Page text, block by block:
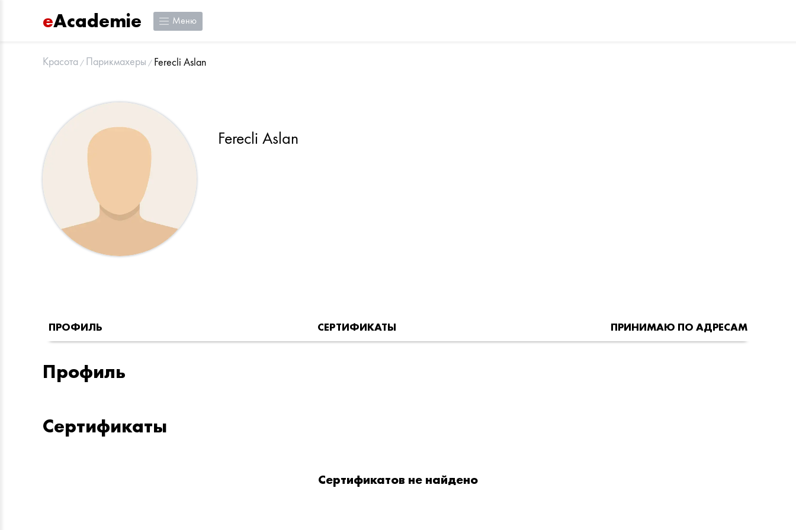
eAcademie Меню
Красота Парикмахеры Ferecli Aslan
Ferecli Aslan
ПРОФИЛЬ СЕРТИФИКАТЫ ПРИНИМАЮ ПО АДРЕСАМ
Профиль
Сертификаты
Сертификатов не найдено